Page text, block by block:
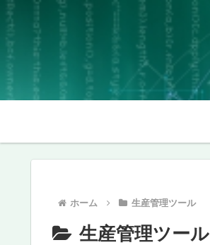
ホーム 生産管理ツール
生産管理ツール